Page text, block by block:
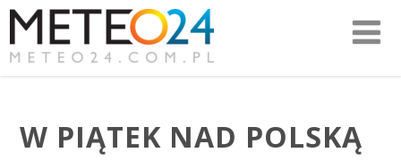
W PIĄTEK NAD POLSKĄ